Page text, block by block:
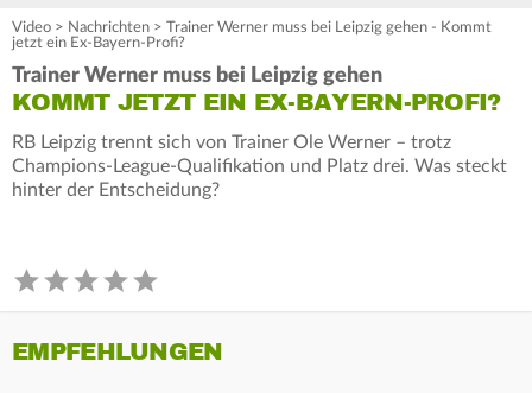
Video > Nachrichten > Trainer Werner muss bei Leipzig gehen - Kommt
jetzt ein Ex-Bayern-Profi?
Trainer Werner muss bei Leipzig gehen
KOMMT JETZT EIN EX-BAYERN-PROFI?
RB Leipzig trennt sich von Trainer Ole Werner – trotz
Champions-League-Qualifikation und Platz drei. Was steckt
hinter der Entscheidung?
EMPFEHLUNGEN